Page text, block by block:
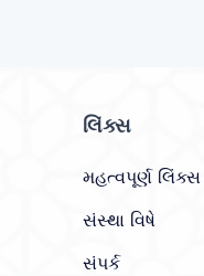
લિંક્સ
મહત્વપૂર્ણ લિંક્સ
સંસ્થા વિષે
સંપર્ક